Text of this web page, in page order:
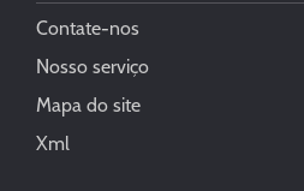
Contate-nos
Nosso serviço
Mapa do site
Xml